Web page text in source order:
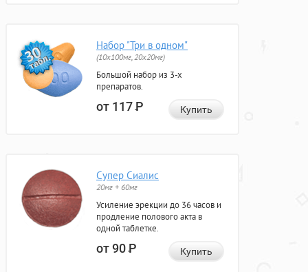
Набор "Три в одном"
(10x100мг, 20x20мг)
Большой набор из 3-х
препаратов.
от 117Р Купить
Супер Сиалис
20мг + 60мг
Усиление эрекции до 36 часов и
продление полового акта в
одной таблетке.
от 90Р Купить